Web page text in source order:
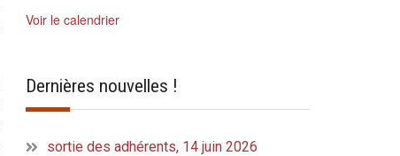
Voir le calendrier
Dernières nouvelles !
sortie des adhérents, 14 juin 2026